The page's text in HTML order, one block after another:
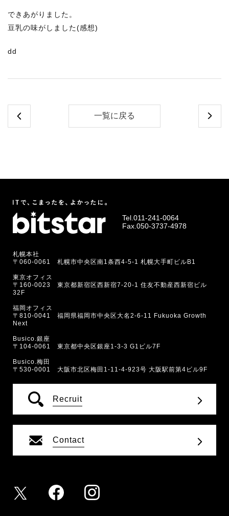
できあがりました。
豆乳の味がしました(感想)
dd
一覧に戻る
Tel. 011-241-0064
Fax.050-3737-4978
札幌本社
〒060-0061 札幌市中央区南1条西4-5-1 札幌大手町ビルB1
東京オフィス
〒160-0023 東京都新宿区西新宿7-20-1 住友不動産西新宿ビル
32F
福岡オフィス
〒810-0041 福岡県福岡市中央区大名2-6-11 Fukuoka Growth
Next
Busico.銀座
〒104-0061 東京都中央区銀座1-3-3 G1ビル7F
Busico.梅田
〒530-0001 大阪市北区梅田1-11-4-923号 大阪駅前第4ビル9F
Recruit
Contact